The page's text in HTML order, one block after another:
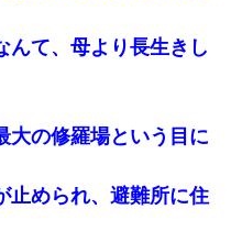
んて、母より長生きし
大の修羅場という目に
止められ、避難所に住